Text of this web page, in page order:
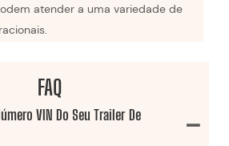
atender a uma variedade de
FAQ
VIN Do Seu Trailer De